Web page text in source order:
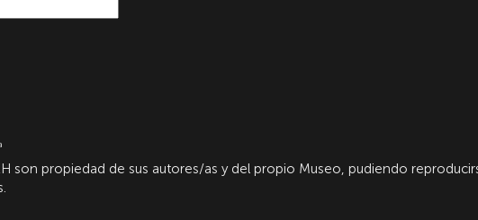
son propiedad de sus autores/as y del propio Museo, pudiendo